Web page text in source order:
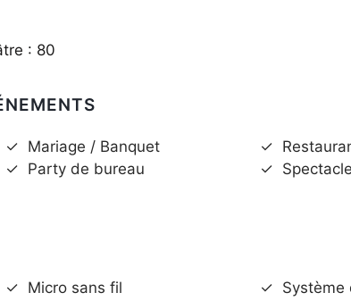
: 80
✓ Mariage / Banquet
✓ Party de bureau
✓
✓
✓ Micro sans fil
✓ Système